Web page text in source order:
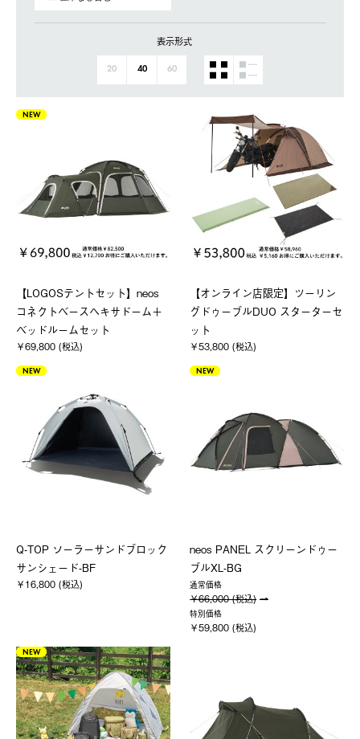
表示形式
20 40 60
NEW
【LOGOSテントセット】neos
コネクトベースヘキサドーム＋
ベッドルームセット
￥69,800 (税込)
【オンライン店限定】ツーリン
グドゥーブルDUO スターターセ
ット
￥53,800 (税込)
NEW
Q-TOP ソーラーサンドブロック
サンシェード-BF
￥16,800 (税込)
NEW
neos PANEL スクリーンドゥー
ブルXL-BG
通常価格
￥66,000 (税込)
特別価格
￥59,800 (税込)
NEW